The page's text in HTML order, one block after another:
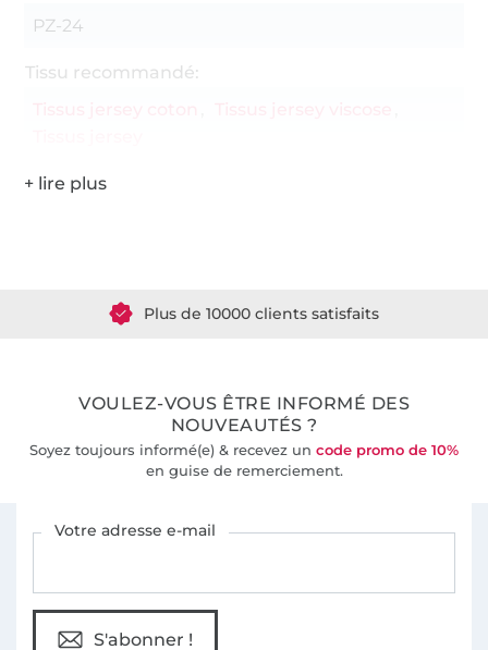
PZ-24
Tissu recommandé:
Plus de 10000 clients satisfaits
VOULEZ-VOUS ÊTRE INFORMÉ DES
NOUVEAUTÉS ?
Soyez toujours informé(e) & recevez un code promo de 10%
en guise de remerciement.
Votre adresse e-mail
S'abonner !